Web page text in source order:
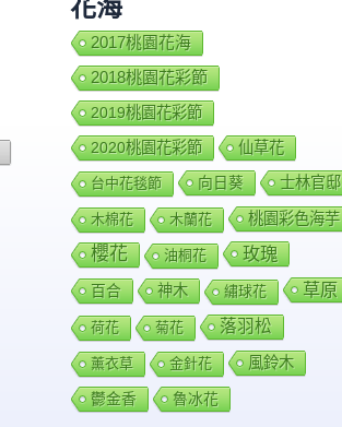
花海
2017桃園花海
2018桃園花彩節
2019桃園花彩節
2020桃園花彩節
仙草花
台中花毯節 向日葵 士林官邸
木棉花 木蘭花 桃園彩色海芋
櫻花 油桐花 玫瑰
百合 神木 繡球花 草原
荷花 菊花 落羽松
薰衣草 金針花 風鈴木
鬱金香 魯冰花